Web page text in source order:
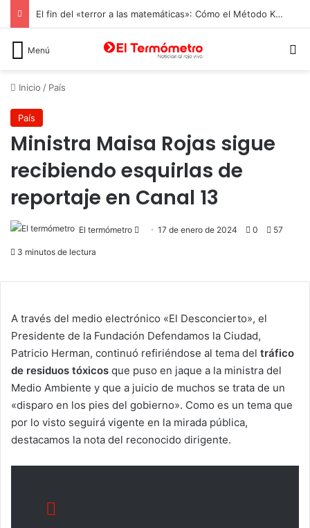
El fin del «terror a las matemáticas»: Cómo el Método Kumon conquista a Chile desde la autonomía y la neurociencia
Menú
Inicio / País
País
Ministra Maisa Rojas sigue
recibiendo esquirlas de
reportaje en Canal 13
El termómetro
Send17 de enero de 2024 0 57
3 minutos de lectura
A través del medio electrónico «El Desconcierto», el
Presidente de la Fundación Defendamos la Ciudad,
Patricio Herman, continuó refiriéndose al tema del tráfico
de residuos tóxicos que puso en jaque a la ministra del
Medio Ambiente y que a juicio de muchos se trata de un
«disparo en los pies del gobierno». Como es un tema que
por lo visto seguirá vigente en la mirada pública,
destacamos la nota del reconocido dirigente.